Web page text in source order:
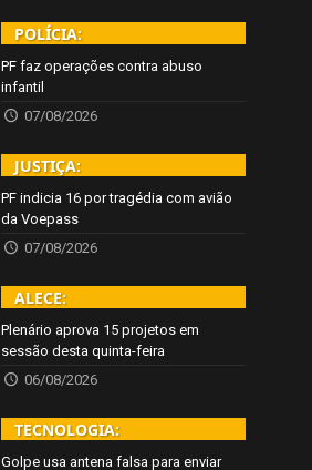
POLÍCIA:
PF faz operações contra abuso
infantil
07/08/2026
JUSTIÇA:
PF indicia 16 por tragédia com avião
da Voepass
07/08/2026
ALECE:
Plenário aprova 15 projetos em
sessão desta quinta-feira
06/08/2026
TECNOLOGIA:
Golpe usa antena falsa para enviar